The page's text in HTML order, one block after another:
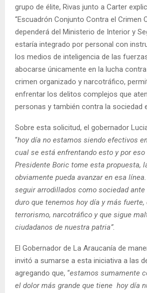
grupo de élite, Rivas junto a Carter
“Escuadrón Conjunto Contra el Crimen
dependerá del Ministerio de Interior y
estaría integrado por personal con
los medios de inteligencia de las
abocarse únicamente en la lucha
crimen organizado y narcotráfico,
enfrentar los delitos complejos que
personas y también contra la sociedad
Sobre esta solicitud, el gobernador
“hoy día no estamos siendo efectivos
cual se está enfrentando esto y por
Presidente Boric tome esta propuesta,
obviamente pueda avanzar en esa
seguir arrodillados como sociedad
duro que tenemos hoy día y más fuerte,
terrorismo, narcotráfico y que sigue
ciudadanos de nuestra patria”.
El Gobernador de La Araucanía de
invitó a sumarse a esta iniciativa a las
agregando que, “estamos sumamente
el dolor más grande que tiene hoy día